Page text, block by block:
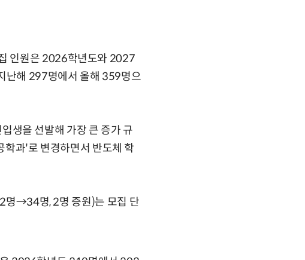
인원은 2026학년도와 2027
난해 297명에서 올해 359명으
생을 선발해 가장 큰 증가 규
과'로 변경하면서 반도체 학
명→34명, 2명 증원)는 모집 단